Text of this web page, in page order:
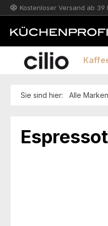
Hauptinhalt springen
Zur Suche springen
Zur Hauptnavigation
Kostenloser Versand ab 39
Sie sind hier: Alle Marken